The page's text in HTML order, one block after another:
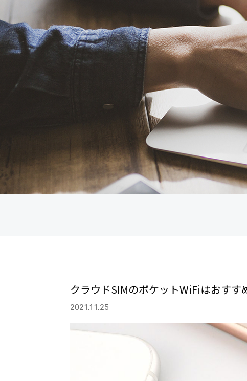
クラウドSIMのポケットWiFiはおす
2021.11.25